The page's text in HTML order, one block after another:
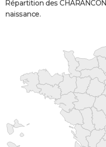
Répartition des
naissance.